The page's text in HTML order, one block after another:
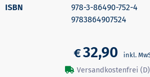
978-3-86490-752-4
9783864907524
€32,90
Versandkostenfrei (D)